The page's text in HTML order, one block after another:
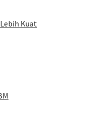
Kuat